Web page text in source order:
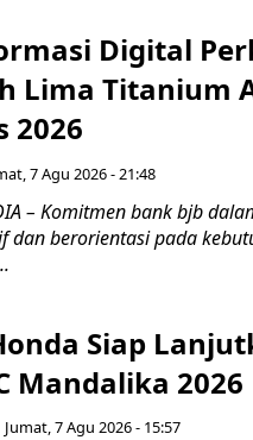
Digital
Lima Titanium
2026
7 Agu 2026 - 21:48
– Komitmen bank bjb
dan berorientasi pada
Siap
Mandalika 2026
Jumat, 7 Agu 2026 - 15:57